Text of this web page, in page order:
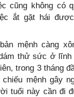
cũng không có
ắt gặt hái
mệnh càng
thử sức ở
trong 3 tháng
mệnh gây
tuổi này cần đi